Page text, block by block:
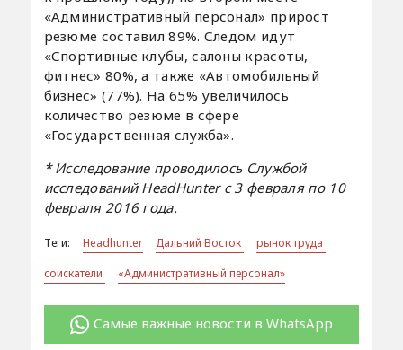
«Административный персонал» прирост
резюме составил 89%. Следом идут
«Спортивные клубы, салоны красоты,
фитнес» 80%, а также «Автомобильный
бизнес» (77%). На 65% увеличилось
количество резюме в сфере
«Государственная служба».
* Исследование проводилось Службой
исследований HeadHunter с 3 февраля по 10
февраля 2016 года.
Теги: Headhunter Дальний Восток
рынок труда
соискатели
«Административный персонал»
Самые важные новости в WhatsApp